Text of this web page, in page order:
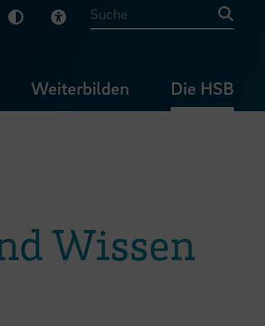
Sprache
Dunkel-Modus
Visuelle Hilfe
Suche
Weiterbilden Die HSB
Wissen